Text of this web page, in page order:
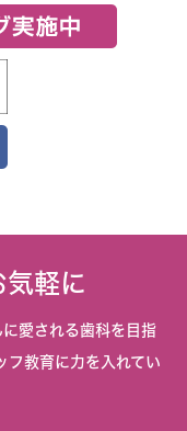
気軽に
愛される歯科を目指
フ教育に力を入れてい